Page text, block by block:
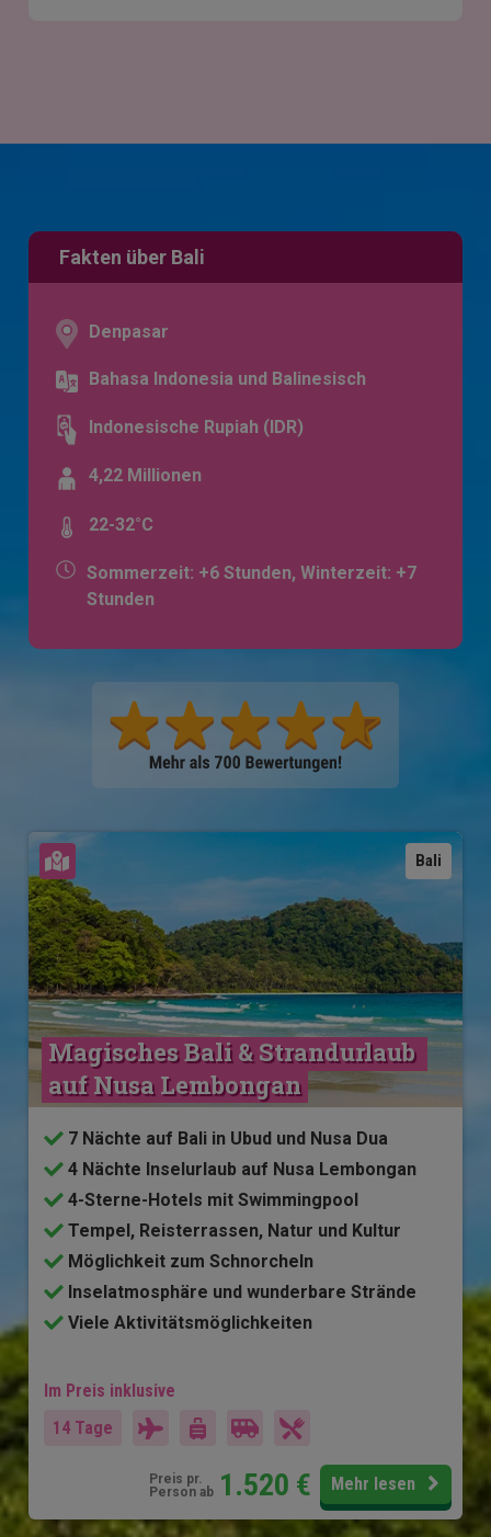
Fakten über Bali
Denpasar
Bahasa Indonesia und Balinesisch
Indonesische Rupiah (IDR)
4,22 Millionen
22-32°C
Sommerzeit: +6 Stunden, Winterzeit: +7
Stunden
Bali
Magisches Bali & Strandurlaub
auf Nusa Lembongan
7 Nächte auf Bali in Ubud und Nusa Dua
4 Nächte Inselurlaub auf Nusa Lembongan
4-Sterne-Hotels mit Swimmingpool
Tempel, Reisterrassen, Natur und Kultur
Möglichkeit zum Schnorcheln
Inselatmosphäre und wunderbare Strände
Viele Aktivitätsmöglichkeiten
Im Preis inklusive
14 Tage
Preis pr.
Person ab 1.520 € Mehr lesen